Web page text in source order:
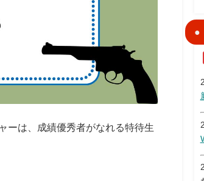
ーは、成績優秀者がなれる特待生